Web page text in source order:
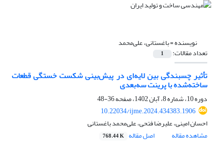
نویسنده =باغستانی، علی‌محمد
تعداد مقالات: 1
تأثیر چسبندگی بین لایه‌ای در پیش‌بینی شکست خستگی قطعات
ساخته‌شده با پرینت سه‌بعدی
دوره 10، شماره 8، آبان 1402، صفحه
36-48
10.22034/ijme.2024.434383.1906
احسان امینی، علیرضا فتحی، علی‌محمد باغستانی
مشاهده مقاله
اصل مقاله 768.44 K